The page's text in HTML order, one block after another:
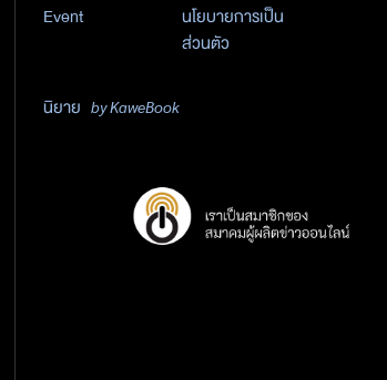
Event
นโยบายการเป็น
ส่วนตัว
นิยาย by KaweBook